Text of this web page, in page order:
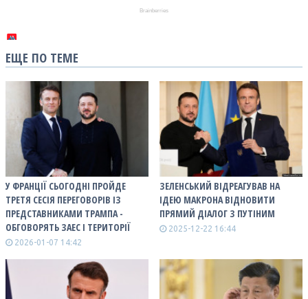
ЕЩЕ ПО ТЕМЕ
У ФРАНЦІЇ СЬОГОДНІ ПРОЙДЕ
ТРЕТЯ СЕСІЯ ПЕРЕГОВОРІВ ІЗ
ПРЕДСТАВНИКАМИ ТРАМПА -
ОБГОВОРЯТЬ ЗАЕС І ТЕРИТОРІЇ
2026-01-07 14:42
ЗЕЛЕНСЬКИЙ ВІДРЕАГУВАВ НА
ІДЕЮ МАКРОНА ВІДНОВИТИ
ПРЯМИЙ ДІАЛОГ З ПУТІНИМ
2025-12-22 16:44